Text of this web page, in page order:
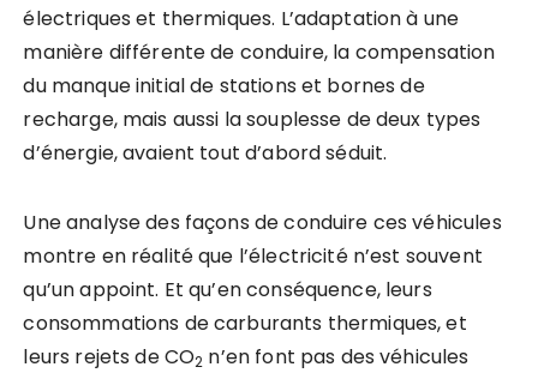
électriques et thermiques. L’adaptation à une
manière différente de conduire, la compensation
du manque initial de stations et bornes de
recharge, mais aussi la souplesse de deux types
d’énergie, avaient tout d’abord séduit.
Une analyse des façons de conduire ces véhicules
montre en réalité que l’électricité n’est souvent
qu’un appoint. Et qu’en conséquence, leurs
consommations de carburants thermiques, et
leurs rejets de CO2 n’en font pas des véhicules